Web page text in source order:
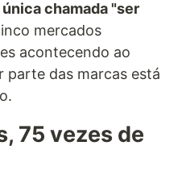
chamada "ser
mercados
acontecendo ao
parte das marcas está
75 vezes de